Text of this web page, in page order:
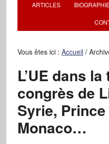
ARTICLES
Vous êtes ici : Accueil /
L’UE dans
congrès de
Syrie,
Monaco…